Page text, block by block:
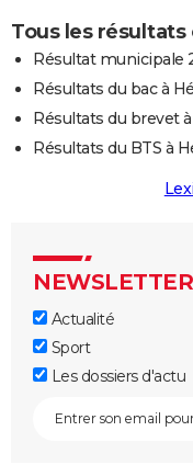
Tous les
Résultat municipale
Résultats du bac à
Résultats du brevet
Résultats du BTS à
Actualité
Sport
Les dossiers d'actu